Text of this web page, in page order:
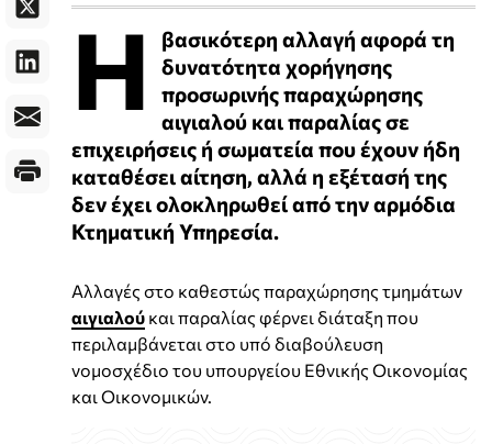
Η
βασικότερη αλλαγή αφορά τη
δυνατότητα χορήγησης
προσωρινής παραχώρησης
αιγιαλού και παραλίας σε
επιχειρήσεις ή σωματεία που έχουν ήδη
καταθέσει αίτηση, αλλά η εξέτασή της
δεν έχει ολοκληρωθεί από την αρμόδια
Κτηματική Υπηρεσία.
Αλλαγές στο καθεστώς παραχώρησης τμημάτων
αιγιαλού και παραλίας φέρνει διάταξη που
περιλαμβάνεται στο υπό διαβούλευση
νομοσχέδιο του υπουργείου Εθνικής Οικονομίας
και Οικονομικών.